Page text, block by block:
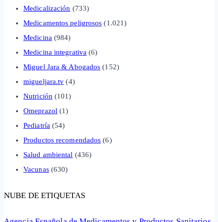
Medicalización (733)
Medicamentos peligrosos (1.021)
Medicina (984)
Medicina integrativa (6)
Miguel Jara & Abogados (152)
migueljara.tv (4)
Nutrición (101)
Omeprazol (1)
Pediatría (54)
Productos recomendados (6)
Salud ambiental (436)
Vacunas(630)
NUBE DE ETIQUETAS